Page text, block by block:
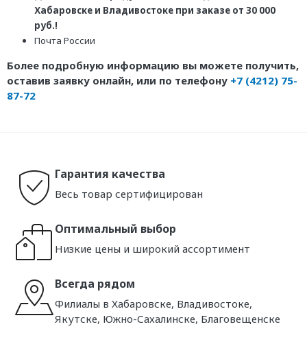
Хабаровске и Владивостоке при заказе от 30 000
руб.!
Почта России
Более подробную информацию вы можете получить,
оставив заявку онлайн, или по телефону +7 (4212) 75-
87-72
Гарантия качества
Весь товар сертифицирован
Оптимальный выбор
Низкие цены и широкий ассортимент
Всегда рядом
Филиалы в Хабаровске, Владивостоке,
Якутске, Южно-Сахалинске, Благовещенске